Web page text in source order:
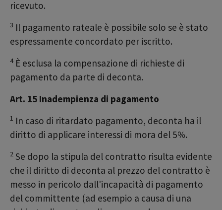
ricevuto.
3 Il pagamento rateale è possibile solo se è stato
espressamente concordato per iscritto.
4È esclusa la compensazione di richieste di
pagamento da parte di deconta.
Art. 15 Inadempienza di pagamento
1 In caso di ritardato pagamento, deconta ha il
diritto di applicare interessi di mora del 5%.
2 Se dopo la stipula del contratto risulta evidente
che il diritto di deconta al prezzo del contratto è
messo in pericolo dall'incapacità di pagamento
del committente (ad esempio a causa di una